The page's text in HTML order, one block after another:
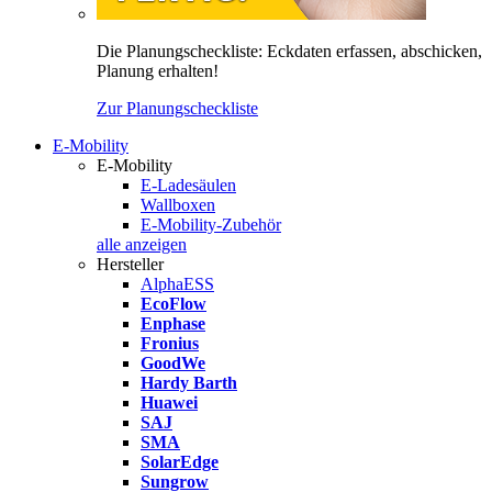
Die Planungscheckliste: Eckdaten erfassen, abschicken,
Planung erhalten!
Zur Planungscheckliste
E-Mobility
E-Mobility
E-Ladesäulen
Wallboxen
E-Mobility-Zubehör
alle anzeigen
Hersteller
AlphaESS
EcoFlow
Enphase
Fronius
GoodWe
Hardy Barth
Huawei
SAJ
SMA
SolarEdge
Sungrow